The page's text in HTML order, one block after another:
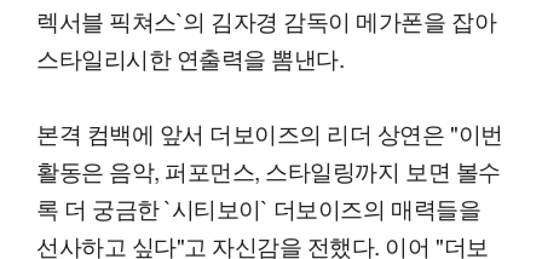
렉서블 픽쳐스`의 김자경 감독이 메가폰을 잡아
스타일리시한 연출력을 뽐낸다.
본격 컴백에 앞서 더보이즈의 리더 상연은 "이번
활동은 음악, 퍼포먼스, 스타일링까지 보면 볼수
록 더 궁금한 `시티보이` 더보이즈의 매력들을
선사하고 싶다"고 자신감을 전했다. 이어 "더보